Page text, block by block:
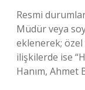
Resmi
Müdür veya
eklenerek;
ilişkilerde ise
Hanım, Ahmet